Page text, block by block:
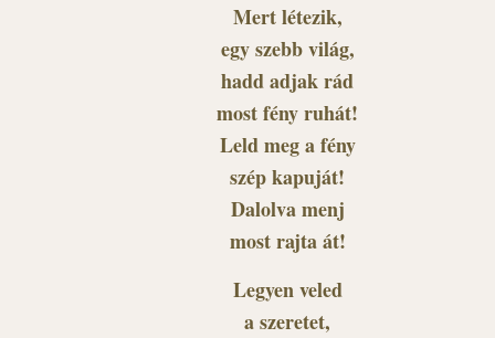
Mert létezik,
egy szebb világ,
hadd adjak rád
most fény ruhát!
Leld meg a fény
szép kapuját!
Dalolva menj
most rajta át!
Legyen veled
a szeretet,